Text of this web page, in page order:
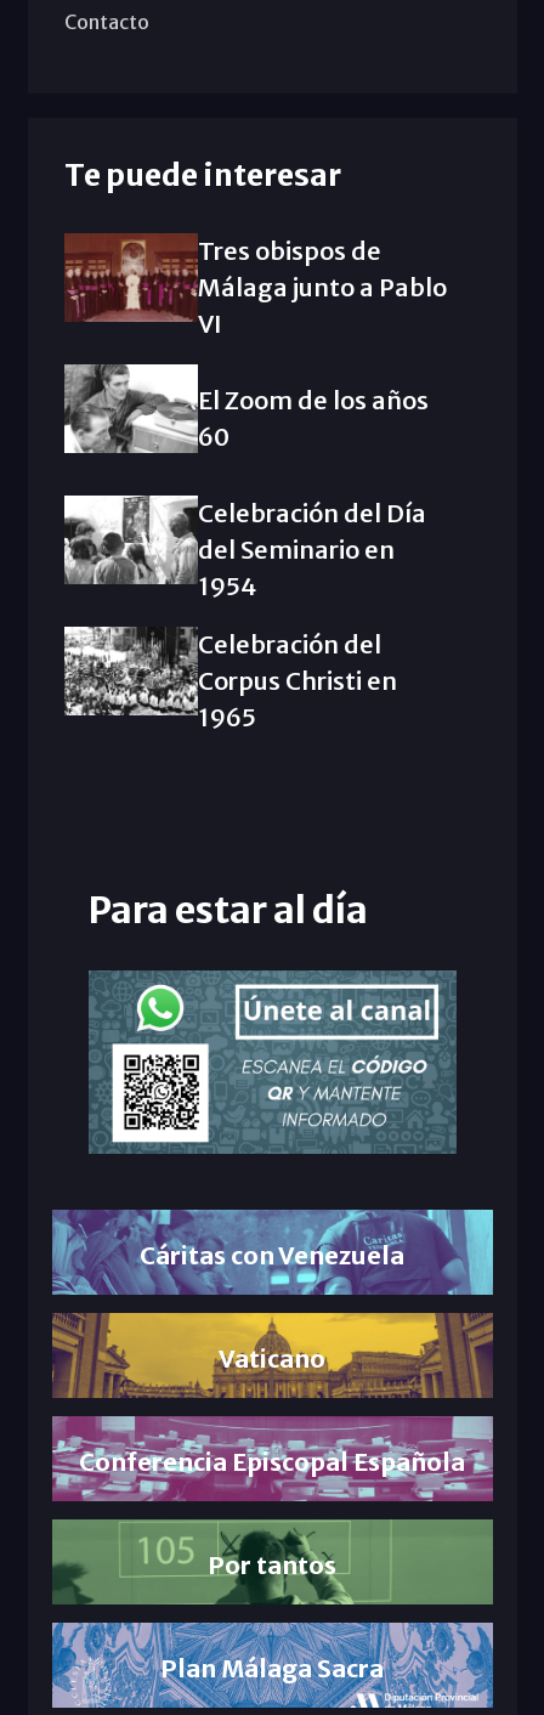
Contacto
Te puede interesar
Tres obispos de
Málaga junto a Pablo
VI
El Zoom de los años
60
Celebración del Día
del Seminario en
1954
Celebración del
Corpus Christi en
1965
Para estar al día
Cáritas con Venezuela
Vaticano
Conferencia Episcopal Española
Por tantos
Plan Málaga Sacra